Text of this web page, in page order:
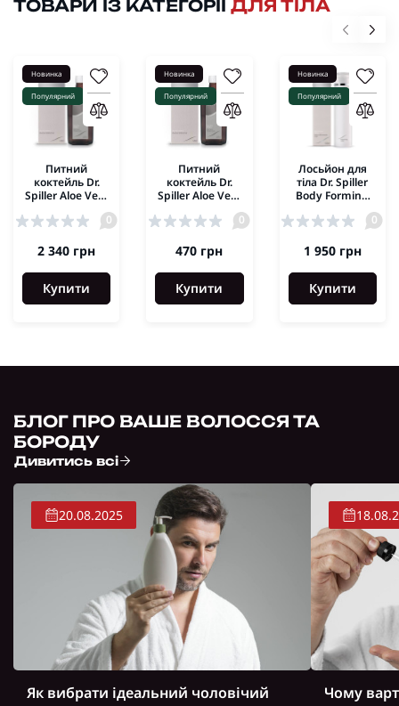
ТОВАРИ ІЗ КАТЕГОРІЇ ДЛЯ ТІЛА
Новинка
Популярний
Питний
коктейль Dr.
Spiller Aloe Vera
500 мл
0
2 340 грн
Купити
Новинка
Популярний
Питний
коктейль Dr.
Spiller Aloe Vera
100 мл
0
470 грн
Купити
Новинка
Популярний
Лосьйон для
тіла Dr. Spiller
Body Forming
0
1 950 грн
Купити
БЛОГ ПРО ВАШЕ ВОЛОССЯ ТА
БОРОДУ
Дивитись всі
20.08.2025
Як вибрати ідеальний чоловічий
Чому